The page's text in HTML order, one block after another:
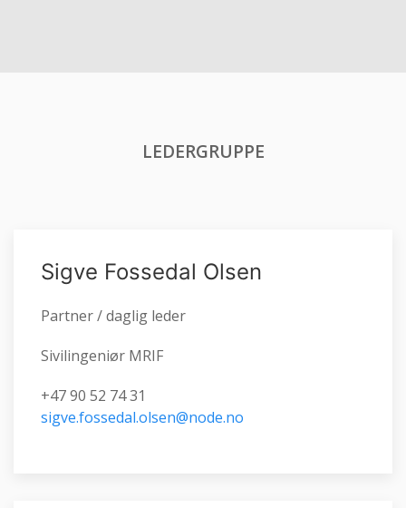
LEDERGRUPPE
Sigve Fossedal Olsen
Partner / daglig leder
Sivilingeniør MRIF
+47 90 52 74 31
sigve.fossedal.olsen@node.no